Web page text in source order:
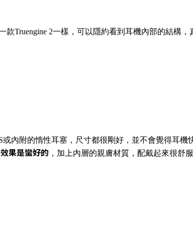
款Truengine 2一樣，可以隱約看到耳機內部的結構
內附的惰性耳塞，尺寸都很剛好，並不會覺得耳機
果是蠻好的 ，加上內層的親膚材質，配戴起來很舒服